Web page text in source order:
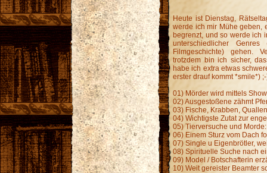
Heute ist Dienstag,
werde ich mir Mühe geben,
begrenzt, und so werde ich
unterschiedlicher
Filmgeschichte) gehen.
trotzdem bin ich sicher,
habe ich extra etwas
erster drauf kommt *smile*)
01) Mörder wird mittels
02) Ausgestoßene zähmt
03) Fische, Krabben,
04) Wichtigste Zutat zur
05) Tierversuche und
06) Einem Sturz vom Dach
07) Single u Eigenbrötler,
08) Spirituelle Suche nach
09) Model / Botschafterin
10) Weit gereister Beamter